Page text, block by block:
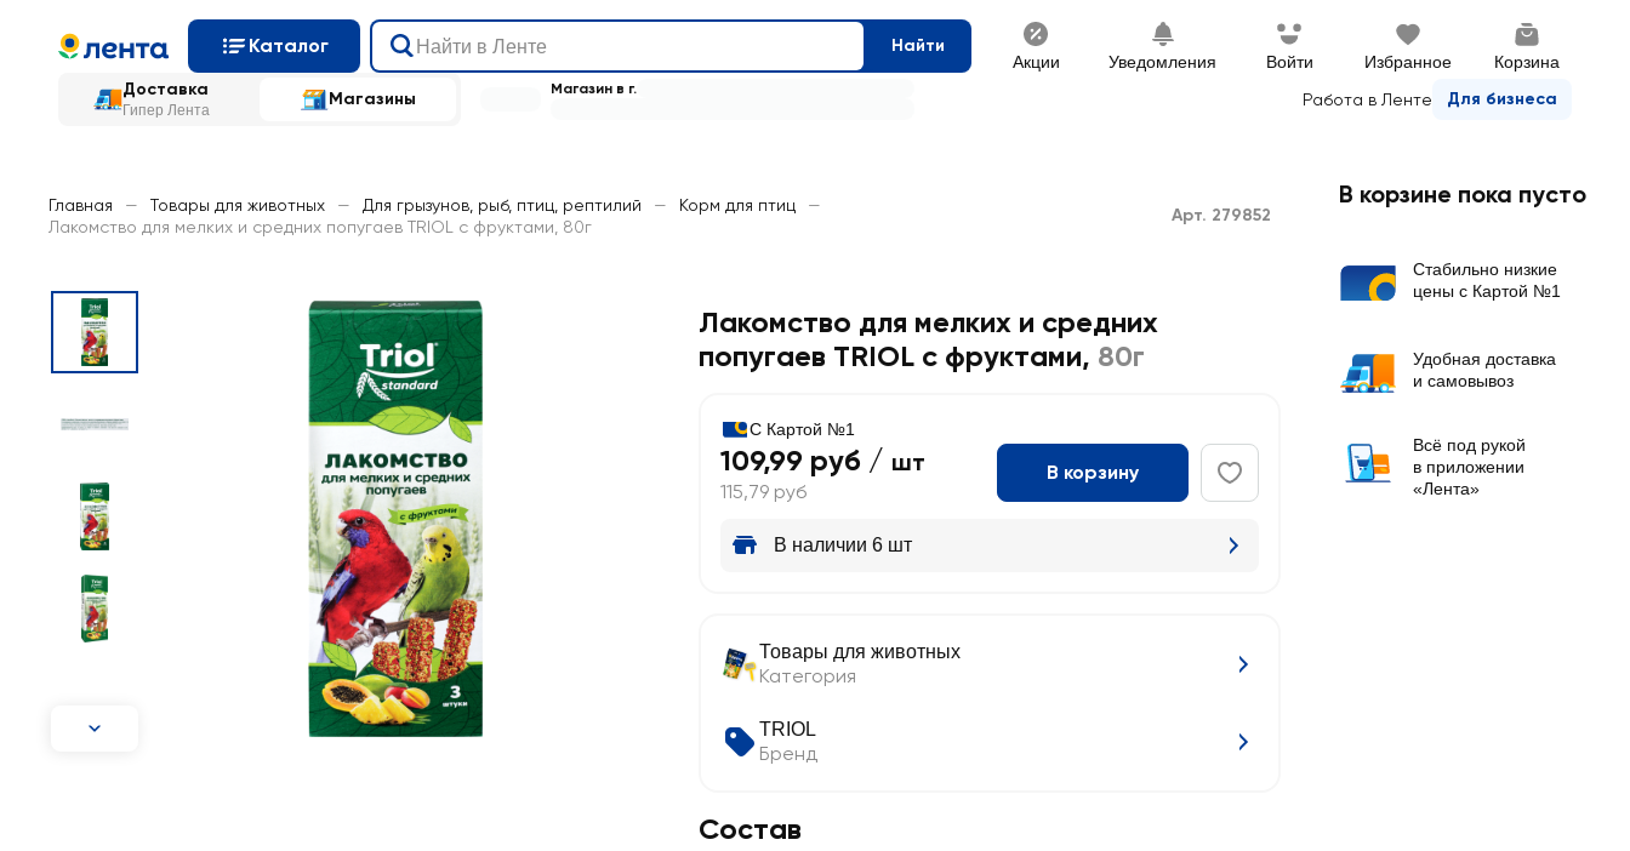
Каталог Найти
Акции Уведомления Войти Избранное Корзина
Доставка
Гипер Лента
Магазины Работа в Ленте Для бизнеса
Магазин в г.
Главная — Товары для животных — Для грызунов, рыб, птиц, рептилий — Корм для птиц
—
Лакомство для мелких и средних попугаев TRIOL с фруктами, 80г
Арт. 279852
Лакомство для мелких и средних
попугаев TRIOL с фруктами, 80г
С Картой №1
109,99 руб / шт
115,79 руб
В корзину
В наличии 6 шт
Товары для животных
Категория
TRIOL
Бренд
Состав
В корзине пока пусто
Стабильно низкие
цены с Картой №1
Удобная доставка
и самовывоз
Всё под рукой
в приложении
«Лента»